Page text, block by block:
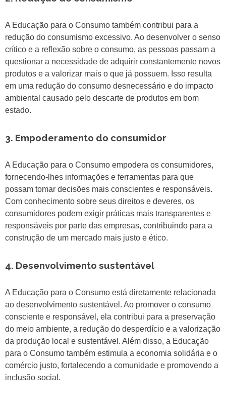
A Educação para o Consumo também contribui para a
redução do consumismo excessivo. Ao desenvolver o senso
crítico e a reflexão sobre o consumo, as pessoas passam a
questionar a necessidade de adquirir constantemente novos
produtos e a valorizar mais o que já possuem. Isso resulta
em uma redução do consumo desnecessário e do impacto
ambiental causado pelo descarte de produtos em bom
estado.
3. Empoderamento do consumidor
A Educação para o Consumo empodera os consumidores,
fornecendo-lhes informações e ferramentas para que
possam tomar decisões mais conscientes e responsáveis.
Com conhecimento sobre seus direitos e deveres, os
consumidores podem exigir práticas mais transparentes e
responsáveis por parte das empresas, contribuindo para a
construção de um mercado mais justo e ético.
4. Desenvolvimento sustentável
A Educação para o Consumo está diretamente relacionada
ao desenvolvimento sustentável. Ao promover o consumo
consciente e responsável, ela contribui para a preservação
do meio ambiente, a redução do desperdício e a valorização
da produção local e sustentável. Além disso, a Educação
para o Consumo também estimula a economia solidária e o
comércio justo, fortalecendo a comunidade e promovendo a
inclusão social.